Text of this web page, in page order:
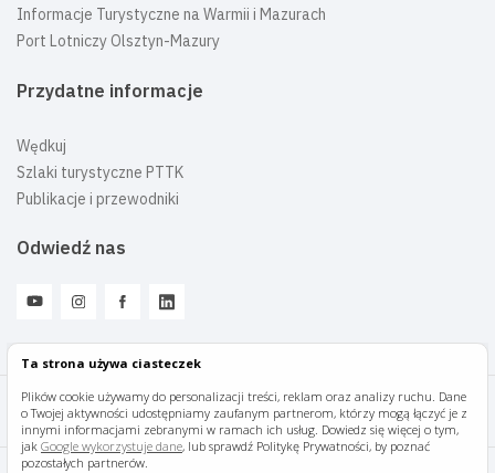
Ta strona używa ciasteczek
Plików cookie używamy do personalizacji treści, reklam oraz analizy ruchu. Dane
o Twojej aktywności udostępniamy zaufanym partnerom, którzy mogą łączyć je z
innymi informacjami zebranymi w ramach ich usług. Dowiedz się więcej o tym,
jak Google wykorzystuje dane, lub sprawdź Politykę Prywatności, by poznać
pozostałych partnerów.
Informacje Turystyczne na Warmii i Mazurach
Port Lotniczy Olsztyn-Mazury
Przydatne informacje
Wędkuj
Szlaki turystyczne PTTK
Publikacje i przewodniki
Odwiedź nas
Mazury Travel © 2026